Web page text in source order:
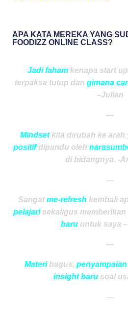
APA KATA MEREKA YANG
FOODIZZ ONLINE CLASS?
Jadi faham kenapa start
terpaksa tutup dan gimana
–Julian
—
Mindset kita dirubah ke arah
positif dipandu oleh
di bidangnya. -
—
Sangatme-refresh kembali
pelajarisekaligus memberikan
baru untuk saya
—
Materibagus, penyampaian
insight baru soal
—